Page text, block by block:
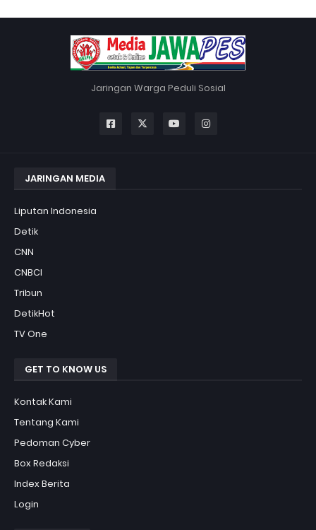
Jaringan Warga Peduli Sosial
JARINGAN MEDIA
Liputan Indonesia
Detik
CNN
CNBCI
Tribun
DetikHot
TV One
GET TO KNOW US
Kontak Kami
Tentang Kami
Pedoman Cyber
Box Redaksi
Index Berita
Login